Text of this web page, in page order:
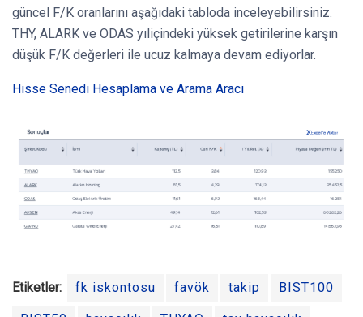
güncel F/K oranlarını aşağıdaki tabloda inceleyebilirsiniz.
THY, ALARK ve ODAS yıliçindeki yüksek getirilerine karşın
düşük F/K değerleri ile ucuz kalmaya devam ediyorlar.
Hisse Senedi Hesaplama ve Arama Aracı
Etiketler: fk iskontosu favök takip BIST100